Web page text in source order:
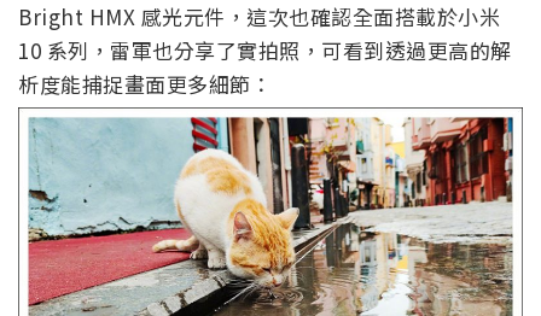
Bright HMX 感光元件，這次也確認全面搭載於小米
10 系列，雷軍也分享了實拍照，可看到透過更高的解
析度能捕捉畫面更多細節：